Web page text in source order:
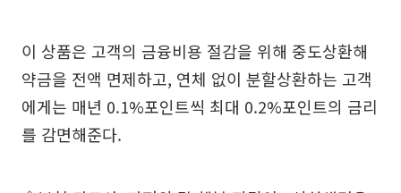
이 상품은 고객의 금융비용 절감을 위해 중도상환해
약금을 전액 면제하고, 연체 없이 분할상환하는 고객
에게는 매년 0.1%포인트씩 최대 0.2%포인트의 금리
를 감면해준다.